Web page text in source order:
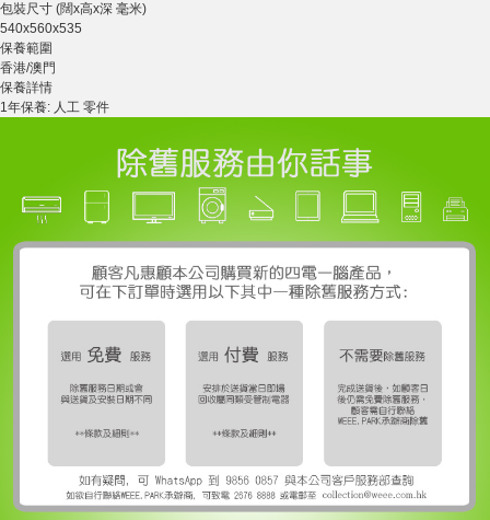
包裝尺寸 (闊x高x深 毫米)
540x560x535
保養範圍
香港/澳門
保養詳情
1年保養: 人工 零件